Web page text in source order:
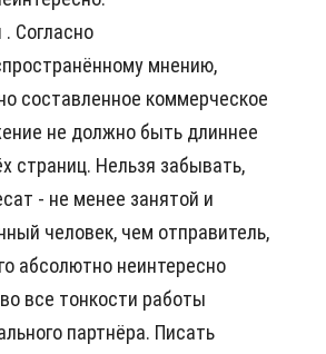
. Согласно
мнению,
составленное коммерческое
не должно быть длиннее
страниц. Нельзя забывать,
- не менее занятой и
человек, чем отправитель,
абсолютно неинтересно
все тонкости работы
партнёра. Писать